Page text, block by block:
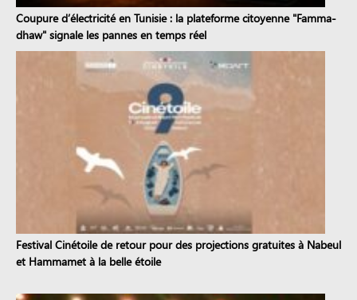
Coupure d’électricité en Tunisie : la plateforme citoyenne "Famma-
dhaw" signale les pannes en temps réel
Festival Cinétoile de retour pour des projections gratuites à Nabeul
et Hammamet à la belle étoile